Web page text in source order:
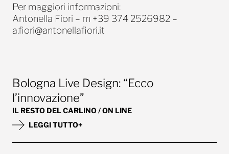
Per maggiori informazioni:
Antonella Fiori – m +39 374 2526982 –
a.fiori@antonellafiori.it
Bologna Live Design: “Ecco
l’innovazione”
IL RESTO DEL CARLINO / ON LINE
LEGGI TUTTO+